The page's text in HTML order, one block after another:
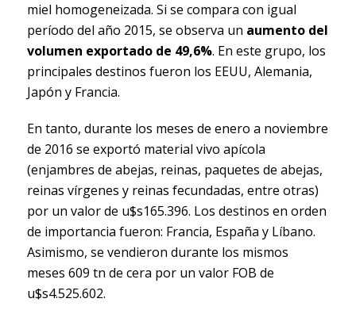
miel homogeneizada. Si se compara con igual
período del año 2015, se observa un aumento del
volumen exportado de 49,6%. En este grupo, los
principales destinos fueron los EEUU, Alemania,
Japón y Francia.
En tanto, durante los meses de enero a noviembre
de 2016 se exportó material vivo apícola
(enjambres de abejas, reinas, paquetes de abejas,
reinas vírgenes y reinas fecundadas, entre otras)
por un valor de u$s165.396. Los destinos en orden
de importancia fueron: Francia, España y Líbano.
Asimismo, se vendieron durante los mismos
meses 609 tn de cera por un valor FOB de
u$s4.525.602.